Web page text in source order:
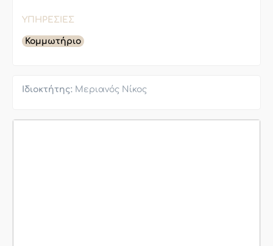
ΥΠΗΡΕΣΊΕΣ
Κομμωτήριο
Ιδιοκτήτης: Μεριανός Νίκος